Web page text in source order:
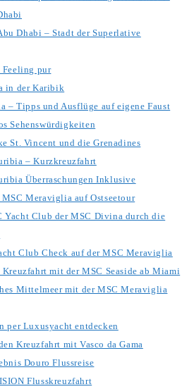
Dhabi – Stadt der Superlative
pur
in der Karibik
– Tipps und Ausflüge auf eigene Faust
Sehenswürdigkeiten
St. Vincent und die Grenadines
– Kurzkreuzfahrt
Überraschungen Inklusive
Meraviglia auf Ostseetour
Yacht Club der MSC Divina durch die
Club Check auf der MSC Meraviglia
mit der MSC Seaside ab Miami
Mittelmeer mit der MSC Meraviglia
per Luxusyacht entdecken
Kreuzfahrt mit Vasco da Gama
Douro Flussreise
Flusskreuzfahrt